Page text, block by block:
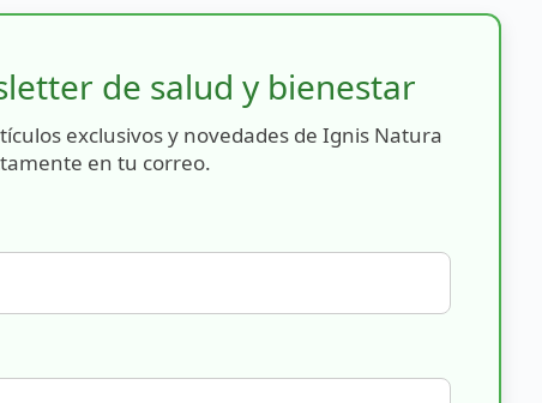
de salud y bienestar
exclusivos y novedades de Ignis Natura
en tu correo.